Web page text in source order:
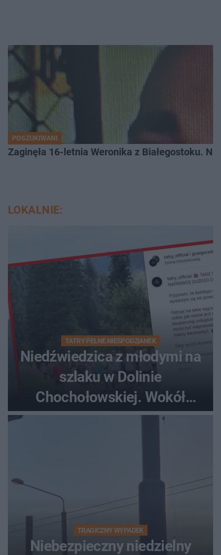
POSZUKIWANI
Zaginęła 16-letnia Weronika z Białegostoku.
LOKALNIE:
TATRY PEŁNE NIESPODZIANEK
Niedźwiedzica z młodymi na
szlaku w Dolinie
Chochołowskiej. Wokół
turyści!
TRAGICZNY WYPADEK
Niebezpieczny niedzielny